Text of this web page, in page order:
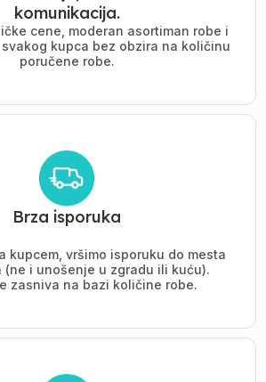
komunikacija.
cene, moderan asortiman robe i
kupca bez obzira na količinu
poručene robe.
Brza isporuka
kupcem, vršimo isporuku do mesta
(ne i unošenje u zgradu ili kuću).
zasniva na bazi količine robe.